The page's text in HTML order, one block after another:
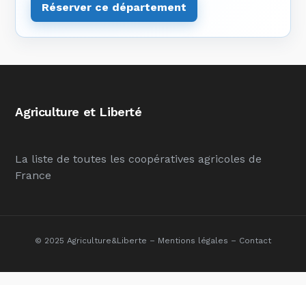
Réserver ce département
Agriculture et Liberté
La liste de toutes les coopératives agricoles de
France
© 2025 Agriculture&Liberte – Mentions légales – Contact